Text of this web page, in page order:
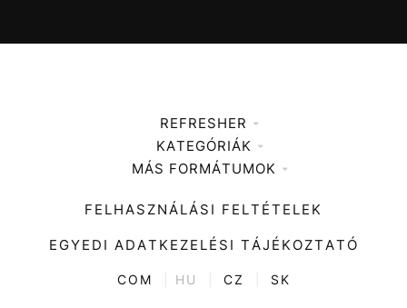
REFRESHER
Médiaajánlat
KATEGÓRIÁK
Zene
Divat
Kultúra
ENTR
MÁS FORMÁTUMOK
FELHASZNÁLÁSI FELTÉTELEK
EGYEDI ADATKEZELÉSI TÁJÉKOZTATÓ
COM HU CZ SK